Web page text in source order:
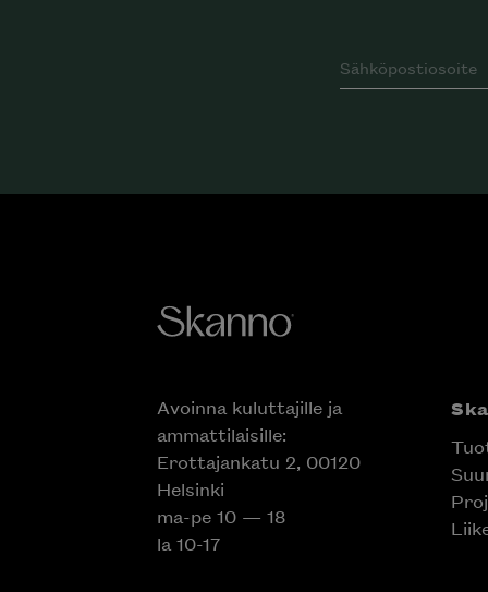
Avoinna kuluttajille ja
ammattilaisille:
Erottajankatu 2, 00120
Helsinki
ma-pe 10 — 18
la 10-17